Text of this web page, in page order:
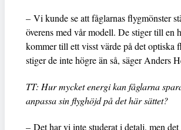
– Vi kunde se att fåglarnas flygmönster
överens med vår modell. De stiger till en
kommer till ett visst värde på det optiska
stiger de inte högre än så, säger Anders
TT: Hur mycket energi kan fåglarna
anpassa sin flyghöjd på det här sättet?
– Det har vi inte studerat i detalj, men det